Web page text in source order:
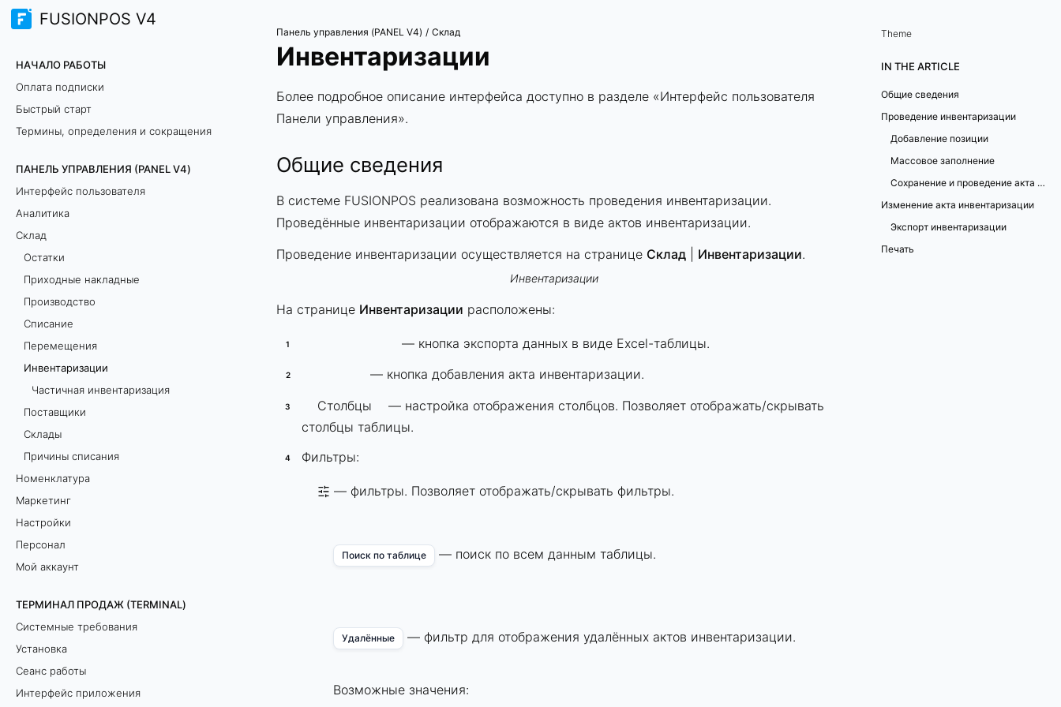
FUSIONPOS V4
НАЧАЛО РАБОТЫ
Оплата подписки
Быстрый старт
Термины, определения и сокращения
ПАНЕЛЬ УПРАВЛЕНИЯ (PANEL V4)
Интерфейс пользователя
Аналитика
Склад
Остатки
Приходные накладные
Производство
Списание
Перемещения
Инвентаризации
Частичная инвентаризация
Поставщики
Склады
Причины списания
Номенклатура
Маркетинг
Настройки
Персонал
Мой аккаунт
ТЕРМИНАЛ ПРОДАЖ (TERMINAL)
Системные требования
Установка
Сеанс работы
Интерфейс приложения
Панель управления (PANEL V4) / Склад
Инвентаризации
Более подробное описание интерфейса доступно в разделе «Интерфейс пользователя
Панели управления».
Общие сведения
В системе FUSIONPOS реализована возможность проведения инвентаризации.
Проведённые инвентаризации отображаются в виде актов инвентаризации.
Проведение инвентаризации осуществляется на странице Склад Инвентаризации.
Инвентаризации
На странице Инвентаризации расположены:
— кнопка экспорта данных в виде Excel-таблицы.
— кнопка добавления акта инвентаризации.
Столбцы
— настройка отображения столбцов. Позволяет отображать/скрывать
столбцы таблицы.
Фильтры:
— фильтры. Позволяет отображать/скрывать фильтры.
Поиск по таблице — поиск по всем данным таблицы.
Удалённые — фильтр для отображения удалённых актов инвентаризации.
Возможные значения:
Theme
IN THE ARTICLE
Общие сведения
Проведение инвентаризации
Добавление позиции
Массовое заполнение
Сохранение и проведение акта инвентаризации
Изменение акта инвентаризации
Экспорт инвентаризации
Печать